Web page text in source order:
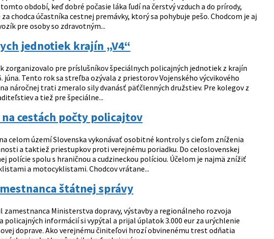
období, keď dobré počasie láka ľudí na čerstvý vzduch a do prírody,
chodca účastníka cestnej premávky, ktorý sa pohybuje pešo. Chodcom je aj
pre osoby so zdravotným...
jednotiek krajín „V4“
pre príslušníkov špeciálnych policajných jednotiek z krajín
Tento rok sa streľba ozývala z priestorov Vojenského výcvikového
náročnej trati zmeralo sily dvanásť päťčlenných družstiev. Pre kolegov z
a tiež pre špeciálne...
cestách počty policajtov
celom území Slovenska vykonávať osobitné kontroly s cieľom zníženia
a taktiež priestupkov proti verejnému poriadku. Do celoslovenskej
polície spolu s hraničnou a cudzineckou políciou. Účelom je najmä znížiť
a motocyklistami. Chodcov vrátane...
štátnej správy
Ministerstva dopravy, výstavby a regionálneho rozvoja
informácií si vypýtal a prijal úplatok 3.000 eur za urýchlenie
doprave. Ako verejnému činiteľovi hrozí obvinenému trest odňatia